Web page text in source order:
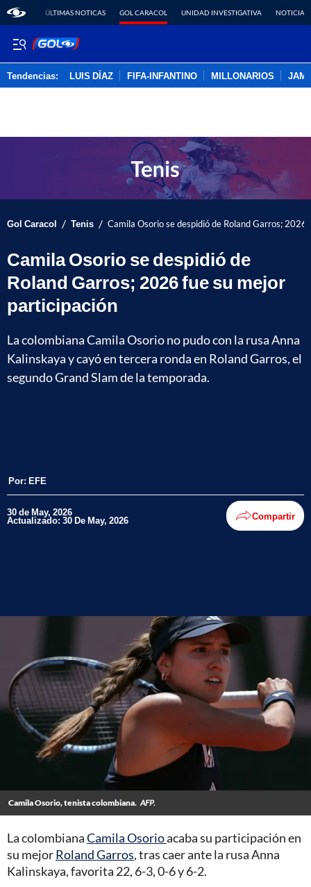
ÚLTIMAS NOTICAS GOL CARACOL UNIDAD INVESTIGATIVA NOTICIAS
Tendencias: LUIS DÍAZ FIFA-INFANTINO MILLONARIOS
Gol Caracol / Tenis / Camila Osorio se despidió de Roland Garros;
Camila Osorio se despidió de
Roland Garros; 2026 fue su mejor
participación
La colombiana Camila Osorio no pudo con la rusa Anna
Kalinskaya y cayó en tercera ronda en Roland Garros, el
segundo Grand Slam de la temporada.
Por: EFE
30 de May, 2026
Actualizado: 30 De May, 2026 Compartir
Camila Osorio, tenista colombiana. AFP.
La colombianaCamila Osorioacaba su participación en
su mejorRoland Garros, tras caer ante la rusa Anna
Kalinskaya, favorita 22, 6-3, 0-6 y 6-2.